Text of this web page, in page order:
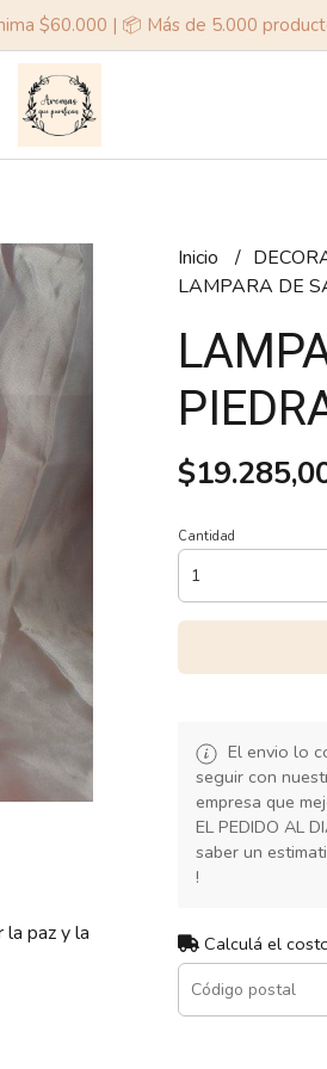
$60.000 | 📦 Más de 5.000
paz y la
Inicio
LAMPARA DE
Cantidad
El envio lo
seguir con
empresa que
EL PEDIDO AL
saber un
!
Calculá el